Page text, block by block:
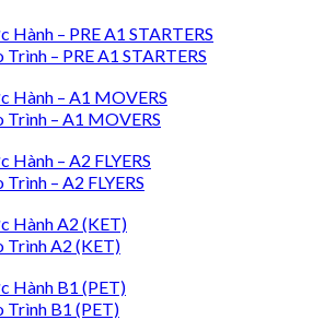
Hành – PRE A1 STARTERS
Trình – PRE A1 STARTERS
Hành – A1 MOVERS
Trình – A1 MOVERS
Hành – A2 FLYERS
Trình – A2 FLYERS
Hành A2 (KET)
Trình A2 (KET)
Hành B1 (PET)
Trình B1 (PET)